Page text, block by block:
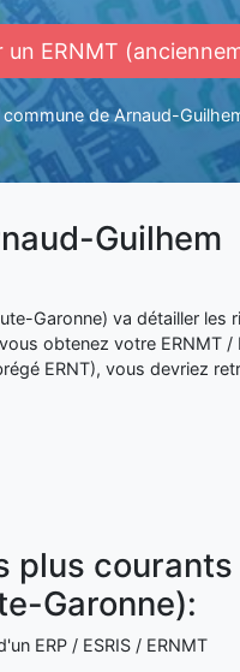
un ERNMT
de Arnaud-
Guilhem
Garonne) va détailler les
obtenez votre ERNMT /
ERNT), vous devriez
plus courants
Garonne):
ERP / ESRIS / ERNMT